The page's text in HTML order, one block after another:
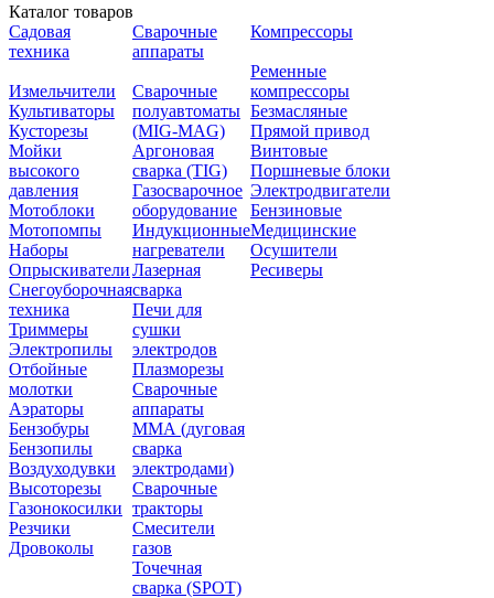
Каталог товаров
Садовая
техника
Измельчители
Культиваторы
Кусторезы
Мойки
высокого
давления
Мотоблоки
Мотопомпы
Наборы
Опрыскиватели
Снегоуборочная
техника
Триммеры
Электропилы
Отбойные
молотки
Аэраторы
Бензобуры
Бензопилы
Воздуходувки
Высоторезы
Газонокосилки
Резчики
Дровоколы
Сварочные
аппараты
Сварочные
полуавтоматы
(MIG-MAG)
Аргоновая
сварка (TIG)
Газосварочное
оборудование
Индукционные
нагреватели
Лазерная
сварка
Печи для
сушки
электродов
Плазморезы
Сварочные
аппараты
ММА (дуговая
сварка
электродами)
Сварочные
тракторы
Смесители
газов
Точечная
сварка (SPOT)
Компрессоры
Ременные
компрессоры
Безмасляные
Прямой привод
Винтовые
Поршневые блоки
Электродвигатели
Бензиновые
Медицинские
Осушители
Ресиверы